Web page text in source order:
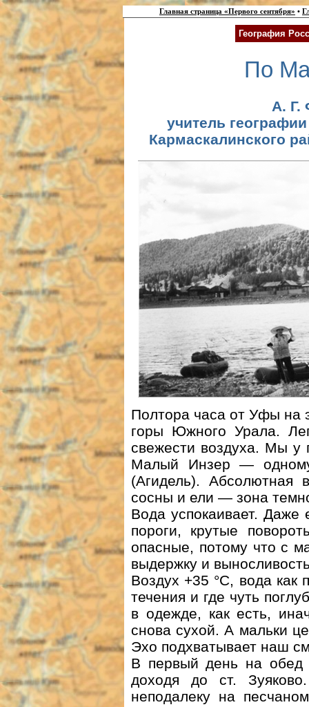
Главная страница «Первого сентября» •
География
По
А. Г.
учитель
Кармаскалинского
Полтора часа от Уфы на
горы Южного Урала.
свежести воздуха. Мы у
Малый Инзер —
(Агидель). Абсолютная
сосны и ели — зона
Вода успокаивает.
пороги, крутые
опасные, потому что с
выдержку и
Воздух +35 °С, вода как
течения и где чуть
в одежде, как есть,
снова сухой. А мальки
Эхо подхватывает наш
В первый день на обед
доходя до ст.
неподалеку на